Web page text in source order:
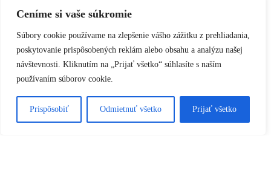
Ceníme si vaše súkromie
Súbory cookie používame na zlepšenie vášho zážitku z prehliadania,
poskytovanie prispôsobených reklám alebo obsahu a analýzu našej
návštevnosti. Kliknutím na „Prijať všetko“ súhlasíte s naším
používaním súborov cookie.
Prispôsobiť Odmietnuť všetko Prijať všetko
Darčekové poukážky
E-shop talianskeknihy.sk je prevádzkovaný Školou Taliančiny.
+421 911 780 870
info@skolatalianciny.sk